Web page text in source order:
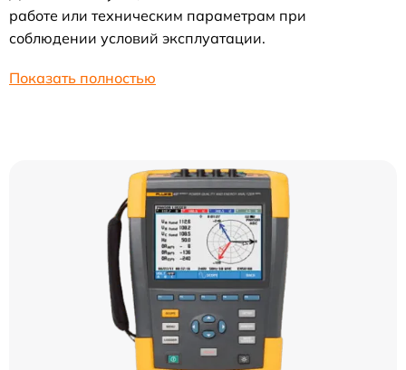
работе или техническим параметрам при
соблюдении условий эксплуатации.
Показать полностью